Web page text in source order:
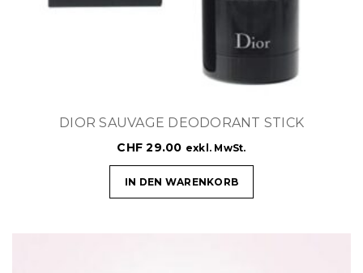
DIOR SAUVAGE DEODORANT STICK
CHF 29.00 exkl. MwSt.
IN DEN WARENKORB